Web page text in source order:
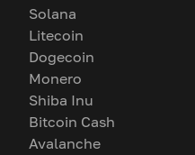
Solana
Litecoin
Dogecoin
Monero
Shiba Inu
Bitcoin Cash
Avalanche